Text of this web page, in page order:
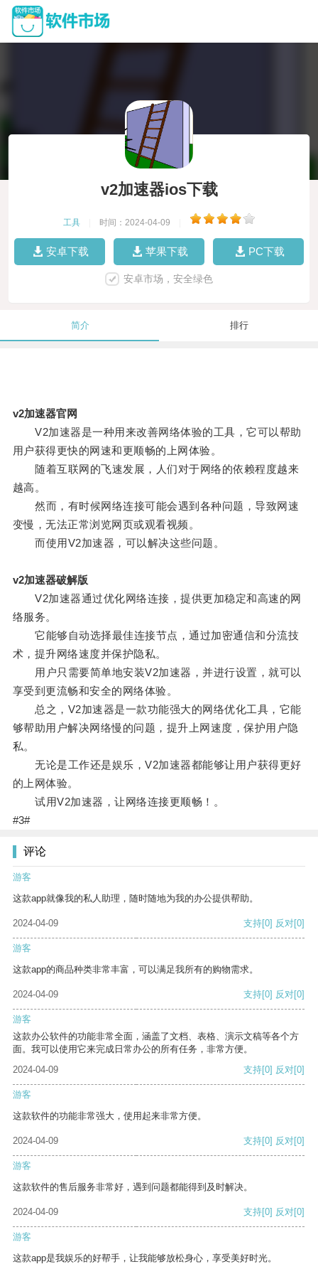
v2加速器ios下载
工具 时间：2024-04-09
安卓下载 苹果下载 PC下载
安卓市场，安全绿色
简介 排行
v2加速器官网
V2加速器是一种用来改善网络体验的工具，它可以帮助
用户获得更快的网速和更顺畅的上网体验。
随着互联网的飞速发展，人们对于网络的依赖程度越来
越高。
然而，有时候网络连接可能会遇到各种问题，导致网速
变慢，无法正常浏览网页或观看视频。
而使用V2加速器，可以解决这些问题。
v2加速器破解版
V2加速器通过优化网络连接，提供更加稳定和高速的网
络服务。
它能够自动选择最佳连接节点，通过加密通信和分流技
术，提升网络速度并保护隐私。
用户只需要简单地安装V2加速器，并进行设置，就可以
享受到更流畅和安全的网络体验。
总之，V2加速器是一款功能强大的网络优化工具，它能
够帮助用户解决网络慢的问题，提升上网速度，保护用户隐
私。
无论是工作还是娱乐，V2加速器都能够让用户获得更好
的上网体验。
试用V2加速器，让网络连接更顺畅！。
#3#
评论
游客
这款app就像我的私人助理，随时随地为我的办公提供帮助。
2024-04-09 支持[0] 反对[0]
游客
这款app的商品种类非常丰富，可以满足我所有的购物需求。
2024-04-09 支持[0] 反对[0]
游客
这款办公软件的功能非常全面，涵盖了文档、表格、演示文稿等各个方
面。我可以使用它来完成日常办公的所有任务，非常方便。
2024-04-09
支持[0] 反对[0]
游客
这款软件的功能非常强大，使用起来非常方便。
2024-04-09 支持[0] 反对[0]
游客
这款软件的售后服务非常好，遇到问题都能得到及时解决。
2024-04-09 支持[0] 反对[0]
游客
这款app是我娱乐的好帮手，让我能够放松身心，享受美好时光。